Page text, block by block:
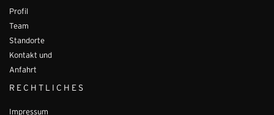
Profil
Team
Standorte
Kontakt und
Anfahrt
RECHTLICHES
Impressum